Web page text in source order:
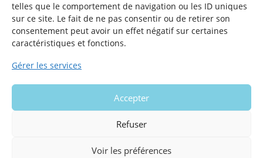
telles que le comportement de navigation ou les ID uniques
sur ce site. Le fait de ne pas consentir ou de retirer son
consentement peut avoir un effet négatif sur certaines
caractéristiques et fonctions.
Gérer les services
Accepter
Refuser
Voir les préférences
Nous contacter
Formulaire de contact
E-mail
Mentions légales du site
Politique en matière de cookies